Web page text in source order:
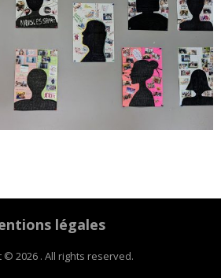
légales
© 2026 . All rights reserved.